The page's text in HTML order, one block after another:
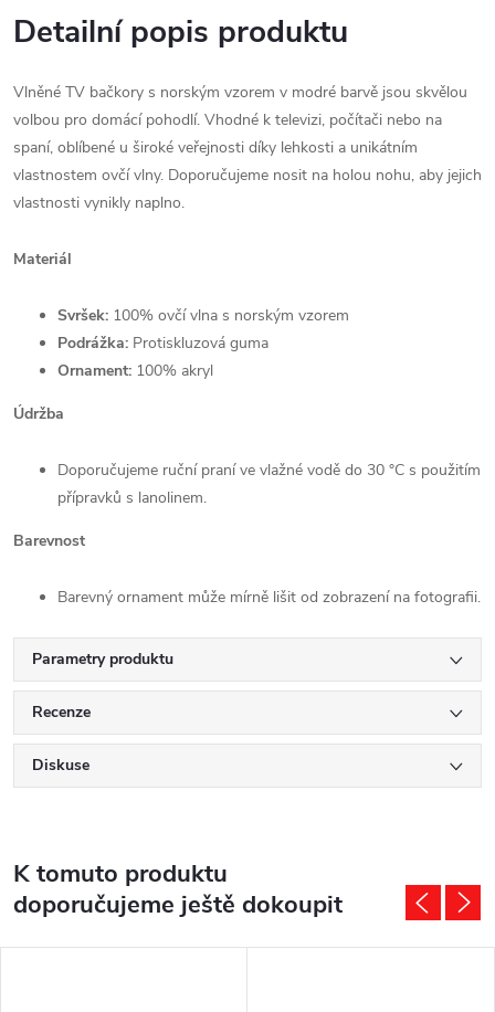
Detailní popis produktu
Vlněné TV bačkory s norským vzorem v modré barvě jsou skvělou
volbou pro domácí pohodlí. Vhodné k televizi, počítači nebo na
spaní, oblíbené u široké veřejnosti díky lehkosti a unikátním
vlastnostem ovčí vlny. Doporučujeme nosit na holou nohu, aby jejich
vlastnosti vynikly naplno.
Materiál
Svršek: 100% ovčí vlna s norským vzorem
Podrážka: Protiskluzová guma
Ornament: 100% akryl
Údržba
Doporučujeme ruční praní ve vlažné vodě do 30 °C s použitím
přípravků s lanolinem.
Barevnost
Barevný ornament může mírně lišit od zobrazení na fotografii.
Parametry produktu
Recenze
Diskuse
K tomuto produktu
doporučujeme ještě dokoupit